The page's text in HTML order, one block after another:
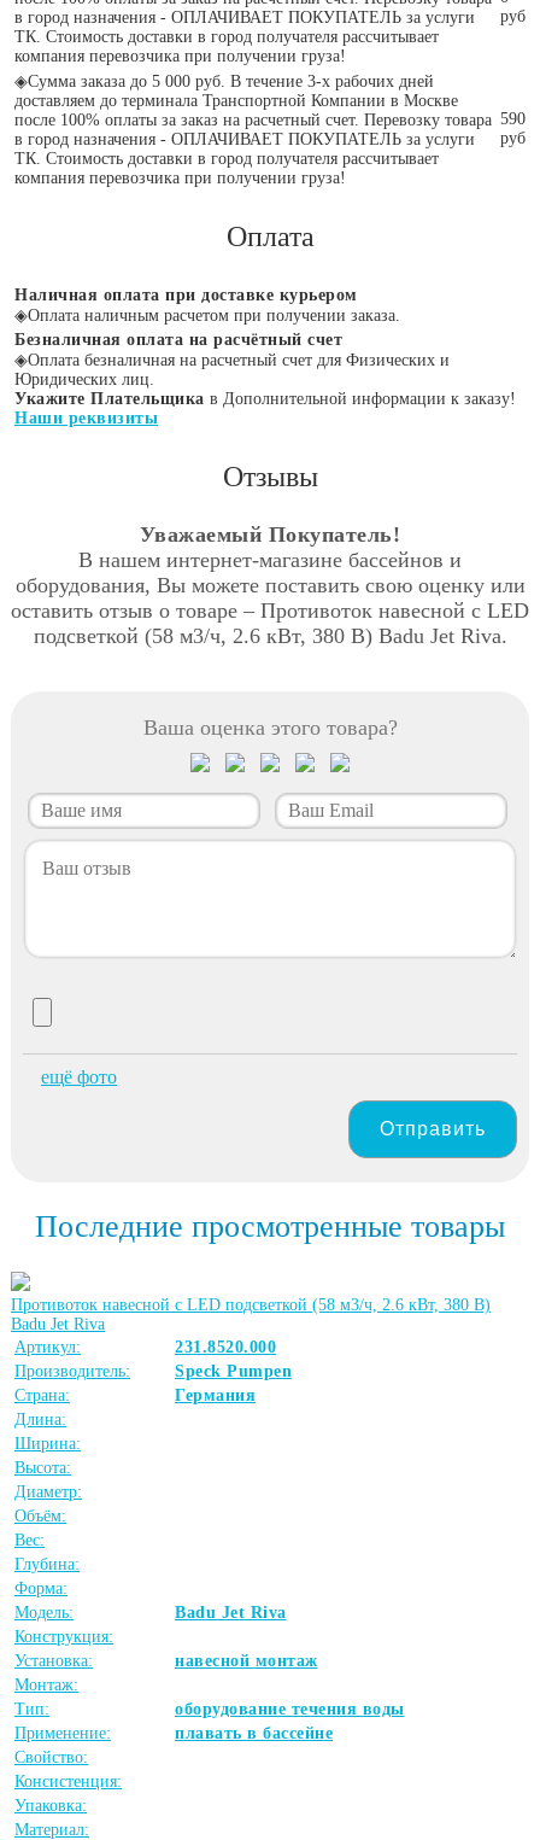
в город назначения - ОПЛАЧИВАЕТ ПОКУПАТЕЛЬ за услуги
ТК. Стоимость доставки в город получателя рассчитывает
компания перевозчика при получении груза!
руб
◈Сумма заказа до 5 000 руб. В течение 3-х рабочих дней
доставляем до терминала Транспортной Компании в Москве
после 100% оплаты за заказ на расчетный счет. Перевозку товара
в город назначения - ОПЛАЧИВАЕТ ПОКУПАТЕЛЬ за услуги
ТК. Стоимость доставки в город получателя рассчитывает
компания перевозчика при получении груза!
590
руб
Оплата
Наличная оплата при доставке курьером
◈Оплата наличным расчетом при получении заказа.
Безналичная оплата на расчётный счет
◈Оплата безналичная на расчетный счет для Физических и
Юридических лиц.
Укажите Плательщика в Дополнительной информации к заказу!
Наши реквизиты
Отзывы
Уважаемый Покупатель!
В нашем интернет-магазине бассейнов и
оборудования, Вы можете поставить свою оценку или
оставить отзыв о товаре – Противоток навесной с LED
подсветкой (58 м3/ч, 2.6 кВт, 380 B) Badu Jet Riva.
Ваша оценка этого товара?
ещё фото
Отправить
Последние просмотренные товары
Противоток навесной с LED подсветкой (58 м3/ч, 2.6 кВт, 380 B)
Badu Jet Riva
Артикул:
231.8520.000
Производитель:
Speck Pumpen
Страна:
Германия
Длина:
Ширина:
Высота:
Диаметр:
Объём:
Вес:
Глубина:
Форма:
Модель:
Badu Jet Riva
Конструкция:
Установка:
навесной монтаж
Монтаж:
Тип:
оборудование течения воды
Применение:
плавать в бассейне
Свойство:
Консистенция:
Упаковка:
Материал: